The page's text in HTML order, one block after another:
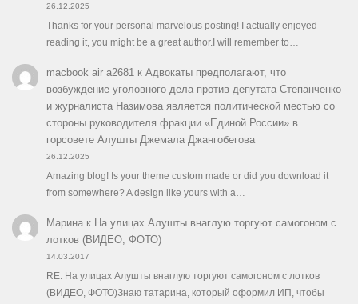
26.12.2025
Thanks for your personal marvelous posting! I actually enjoyed
reading it, you might be a great author.I will remember to…
macbook air a2681 к Адвокаты предполагают, что
возбуждение уголовного дела против депутата Степанченко
и журналиста Назимова является политической местью со
стороны руководителя фракции «Единой России» в
горсовете Алушты Джемала Джангобегова
26.12.2025
Amazing blog! Is your theme custom made or did you download it
from somewhere? A design like yours with a…
Маринак На улицах Алушты внаглую торгуют самогоном с
лотков (ВИДЕО, ФОТО)
14.03.2017
RE: На улицах Алушты внаглую торгуют самогоном с лотков
(ВИДЕО, ФОТО)Знаю татарина, который оформил ИП, чтобы